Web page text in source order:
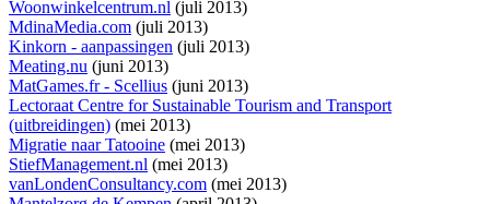
Woonwinkelcentrum.nl (juli 2013)
MdinaMedia.com (juli 2013)
Kinkorn - aanpassingen (juli 2013)
Meating.nu (juni 2013)
MatGames.fr - Scellius (juni 2013)
Lectoraat Centre for Sustainable Tourism and Transport
(uitbreidingen) (mei 2013)
Migratie naar Tatooine (mei 2013)
StiefManagement.nl (mei 2013)
vanLondenConsultancy.com (mei 2013)